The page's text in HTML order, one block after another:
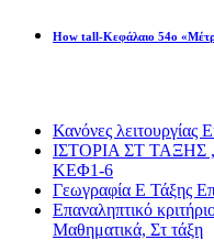
How tall-Κεφάλαιο 54ο
Κανόνες λειτουργίας
ΙΣΤΟΡΙΑ ΣΤ
ΚΕΦ1-6
Γεωγραφία Ε Τάξης
Επαναληπτικό
Μαθηματικά, Στ τάξη